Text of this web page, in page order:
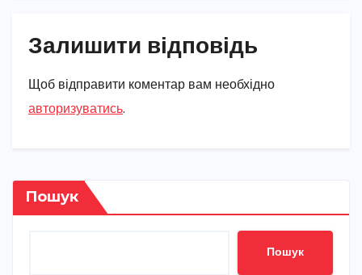
Залишити відповідь
Щоб відправити коментар вам необхідно
авторизуватись.
Пошук
Пошук